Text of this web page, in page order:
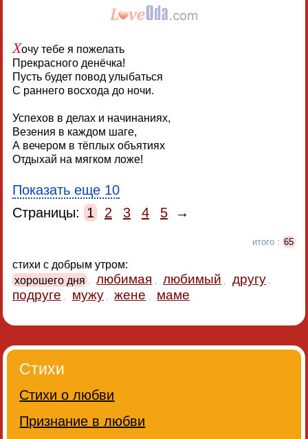
Хочу тебе я пожелать
Прекрасного денёчка!
Пусть будет повод улыбаться
С раннего восхода до ночи.
Успехов в делах и начинаниях,
Везения в каждом шаге,
А вечером в тёплых объятиях
Отдыхай на мягком ложе!
Показать еще 10
Страницы: 1 2 3 4 5 →
итого : 65
стихи с добрым утром:
хорошего дня , любимая , любимый , другу ,
подруге , мужу , жене , маме
Стихи
Стихи о любви
Признание в любви